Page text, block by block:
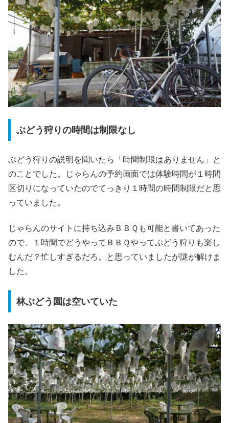
ぶどう狩りの時間は制限なし
ぶどう狩りの説明を聞いたら「時間制限はありません」と
のことでした。じゃらんの予約画面では体験時間が１時間
区切りになっていたのでてっきり１時間の時間制限だと思
っていました。
じゃらんのサイトに持ち込みＢＢＱも可能と書いてあった
ので、１時間でどうやってＢＢＱやってぶどう狩りも楽し
むんだ？忙しすぎるだろ。と思っていましたが謎が解けま
した。
林ぶどう園は空いていた